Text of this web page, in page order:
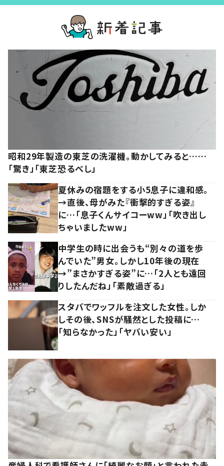
昭和29年製造の東芝の洗濯機。動かしてみると……
「驚き」「東芝恐るべし」
夏休みの宿題をする小5息子に違和感。
→直後、母がみた『衝撃的すぎる姿』
に…「息子くんサイコーww」「吹き出し
ちゃいましたww」
中学生の時に出会うも“別々の道を歩
んでいた”男女。しかし10年後の現在
→”まさかすぎる姿”に…「2人とも遠回
りしたんだね」「素敵過ぎる」
スタバでワッフルを注文した女性。しか
しその後、SNSが騒然とした投稿に…
「知らなかった」「ヤバい安い」